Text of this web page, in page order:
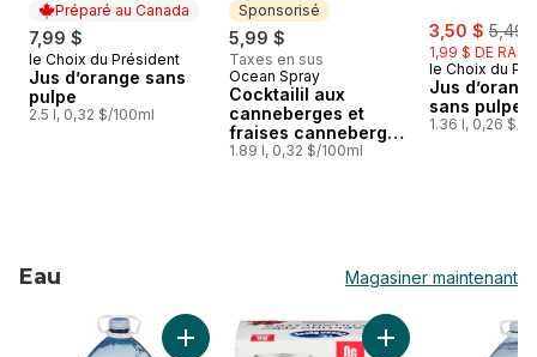
Préparé au Canada
7,99 $
Préparé au Canada
le Choix du Président
Jus d’orange sans
pulpe
2.5 l, 0,32 $/100ml
Sponsorisé
5,99 $
Taxes en sus
Sponsorisé
Ocean Spray
Cocktailil aux
canneberges et
fraises canneberge
blanche et fraise
1.89 l, 0,32 $/100ml
sale:
3,50 $ ,
5,49
1,99 $ DE
le Choix du
Jus
sans pulpe
1.36 l, 0,26 $/
Eau Magasiner maintenant
sauter Eau
Ajouter Eau Distillée au panierAjouter Boisson